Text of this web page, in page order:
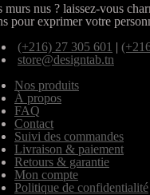
murs nus ? laissez-vous
pour exprimer votre
(+216) 27 305 601 |
store@designtab.tn
Nos produits
À propos
FAQ
Contact
Suivi des commandes
Livraison & paiement
Retours & garantie
Mon compte
Politique de confidentialité